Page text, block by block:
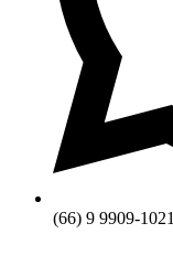
(66) 9 9909-1021